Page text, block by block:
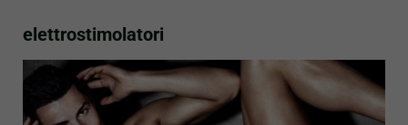
elettrostimolatori